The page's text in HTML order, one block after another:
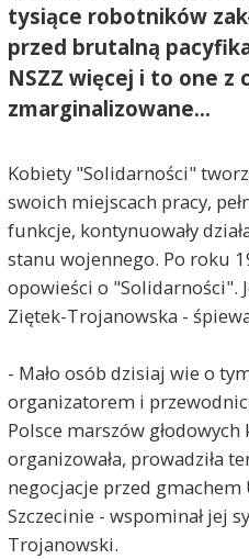
tysiące robotników
przed brutalną
NSZZ więcej i to one z
zmarginalizowane...
Kobiety "Solidarności"
swoich miejscach pracy,
funkcje, kontynuowały
stanu wojennego. Po roku
opowieści o "Solidarności".
Ziętek-Trojanowska -
- Mało osób dzisiaj wie o
organizatorem i
Polsce marszów
organizowała, prowadziła
negocjacje przed
Szczecinie - wspominał jej
Trojanowski.